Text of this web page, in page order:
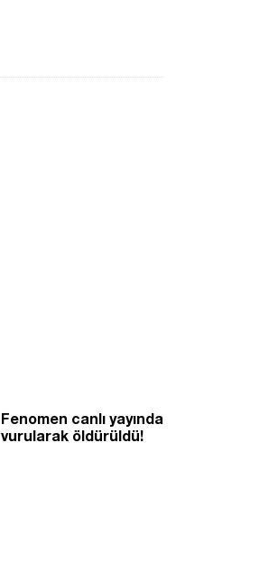
Fenomen canlı yayında
vurularak öldürüldü!